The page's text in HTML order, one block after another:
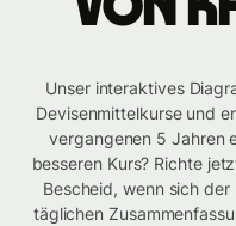
Unser interaktives
Devisenmittelkurse und
vergangenen 5 Jahren
besseren Kurs? Richte
Bescheid, wenn sich
täglichen